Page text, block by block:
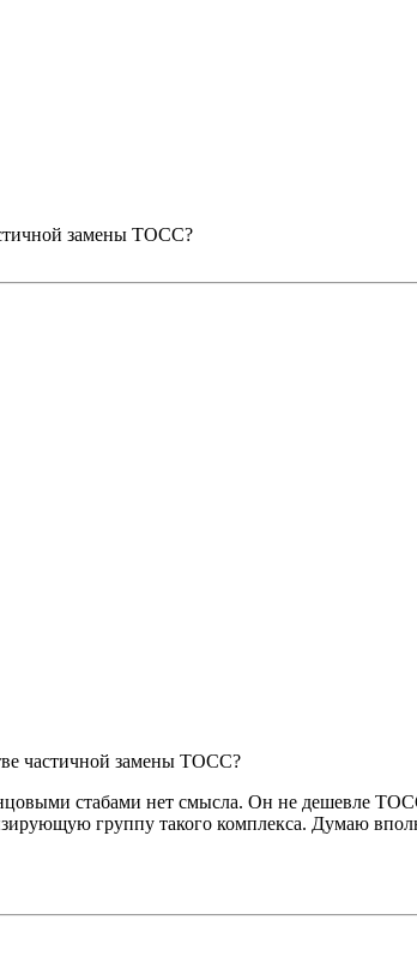
замены ТОСС?
частичной замены ТОСС?
стабами нет смысла. Он не дешевле
группу такого комплекса. Думаю